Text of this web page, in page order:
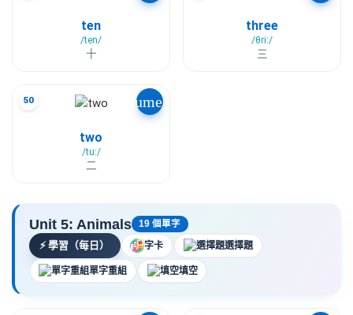
ten
/ten/
十
three
/θriː/
三
50 volume_up
two
/tuː/
二
Unit 5: Animals 19 個單字
⚡學習（每日） 字卡 選擇題
單字重組 填空